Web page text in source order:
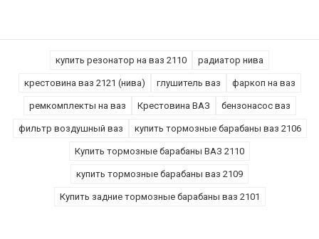
купить резонатор на ваз 2110 радиатор нива
крестовина ваз 2121 (нива) глушитель ваз фаркоп на ваз
ремкомплекты на ваз Крестовина ВАЗ бензонасос ваз
фильтр воздушный ваз купить тормозные барабаны ваз 2106
Купить тормозные барабаны ВАЗ 2110
купить тормозные барабаны ваз 2109
Купить задние тормозные барабаны ваз 2101